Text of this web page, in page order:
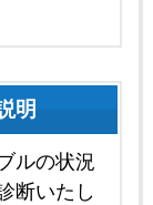
明
ルの状況
断いたし